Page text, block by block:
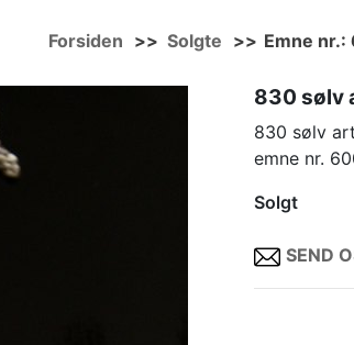
Forsiden >> Solgte >> Emne
830 sølv
830 sølv
emne nr.
Solgt
SEND